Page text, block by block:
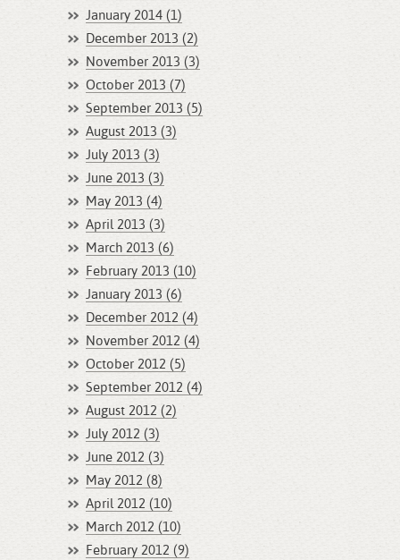
January 2014 (1)
December 2013 (2)
November 2013 (3)
October 2013 (7)
September 2013 (5)
August 2013 (3)
July 2013 (3)
June 2013 (3)
May 2013 (4)
April 2013 (3)
March 2013 (6)
February 2013 (10)
January 2013 (6)
December 2012 (4)
November 2012 (4)
October 2012 (5)
September 2012 (4)
August 2012 (2)
July 2012 (3)
June 2012 (3)
May 2012 (8)
April 2012 (10)
March 2012 (10)
February 2012 (9)